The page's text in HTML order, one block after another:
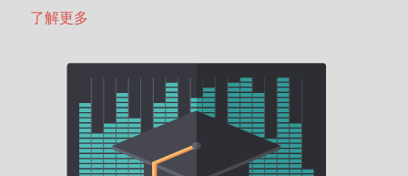
了解更多